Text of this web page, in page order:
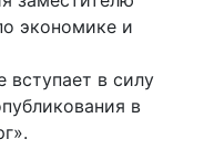
экономике и
вступает в силу
в